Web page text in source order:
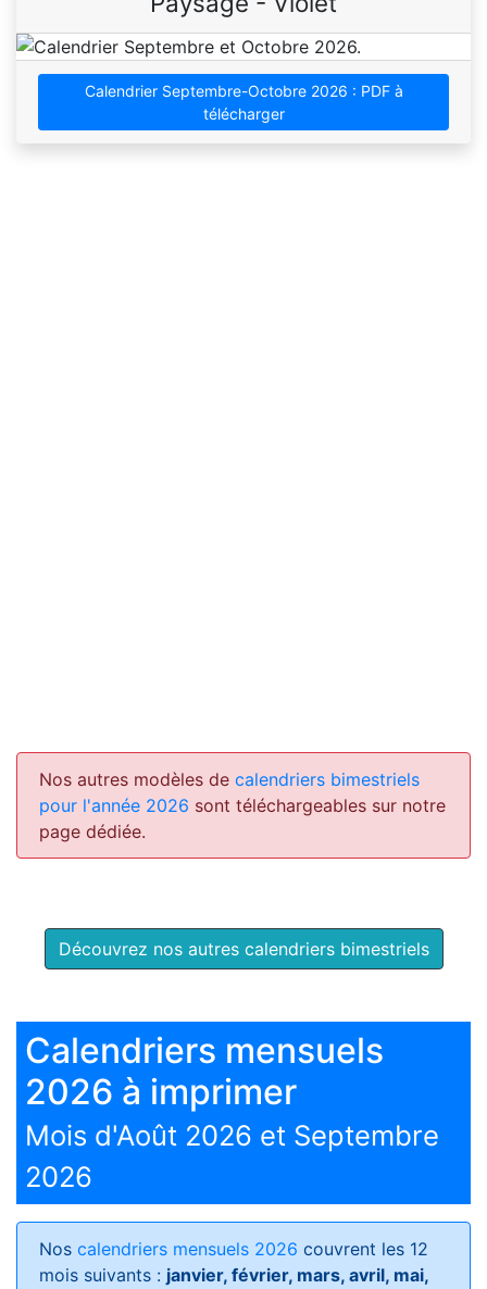
Calendrier Septembre-Octobre 2026 : PDF à
télécharger
Nos autres modèles de calendriers bimestriels
pour l'année 2026 sont téléchargeables sur notre
page dédiée.
Découvrez nos autres calendriers bimestriels
Calendriers mensuels
2026 à imprimer
Mois d'Août 2026 et Septembre
2026
Nos calendriers mensuels 2026 couvrent les 12
mois suivants : janvier, février, mars, avril, mai,